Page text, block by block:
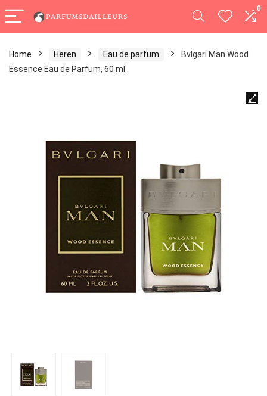
0
Home Heren Eau de parfum
Bvlgari Man Wood
Essence Eau de Parfum, 60 ml